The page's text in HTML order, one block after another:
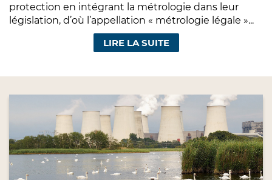
protection en intégrant la métrologie dans leur
législation, d’où l’appellation « métrologie légale »...
LIRE LA SUITE